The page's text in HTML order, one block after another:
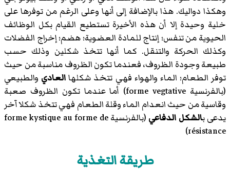
وهكذا دواليك. هذا بالإضافة إلى أنها وعلى الرغم من توفرها على
خلية وحيدة إلا أن هذه الأخيرة تستطيع القيام بكل الوظائف
الحيوية من تنفس؛ إنتاج للمادة العضوية؛ هضم؛ إخراج الفضلات
وكذلك الحركة والتنقل. كما أنها تتخذ شكلين وذلك حسب
طبيعة وجودة الظروف، فعندما تكون الظروف مناسبة من حيث
توفر الطعام؛ الماء والهواء فهي تتخذ شكلهاالعادي والطبيعي
(بالفرنسية forme vegtative) أما عندما تكون الظروف صعبة
وقاسية من حيث انعدام الماء وقلة الطعام فهي تتخذ شكلا آخر
يدعى بالشكل الدفاعي
(بالفرنسية forme kystique au forme de
résistance)
طريقة التغذية